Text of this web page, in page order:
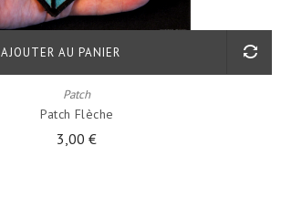
Patch
Patch Flèche
3,00 €
AJOUTER AU PANIER